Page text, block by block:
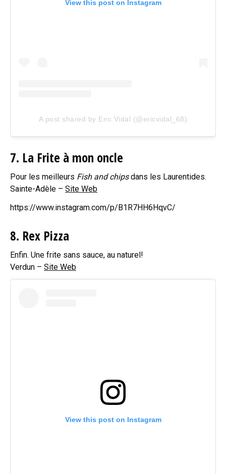
View this post on Instagram
A post shared by Eric Vidal (@ericvidal_68)
7. La Frite à mon oncle
Pour les meilleurs Fish and chipsdans les Laurentides.
Sainte-Adèle – Site Web
https://www.instagram.com/p/B1R7HH6HqvC/
8. Rex Pizza
Enfin. Une frite sans sauce, au naturel!
Verdun – Site Web
View this post on Instagram